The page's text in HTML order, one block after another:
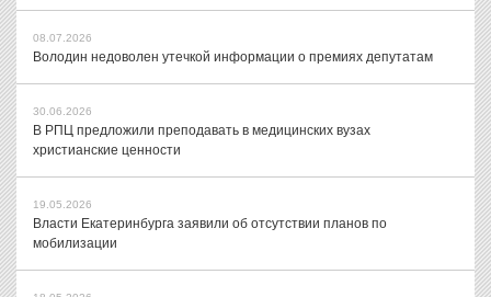
08.07.2026
Володин недоволен утечкой информации о премиях депутатам
30.06.2026
В РПЦ предложили преподавать в медицинских вузах
христианские ценности
19.05.2026
Власти Екатеринбурга заявили об отсутствии планов по
мобилизации